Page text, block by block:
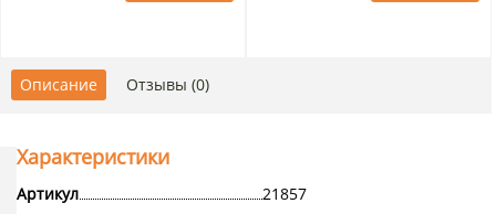
Описание Отзывы (0)
Характеристики
Артикул
21857